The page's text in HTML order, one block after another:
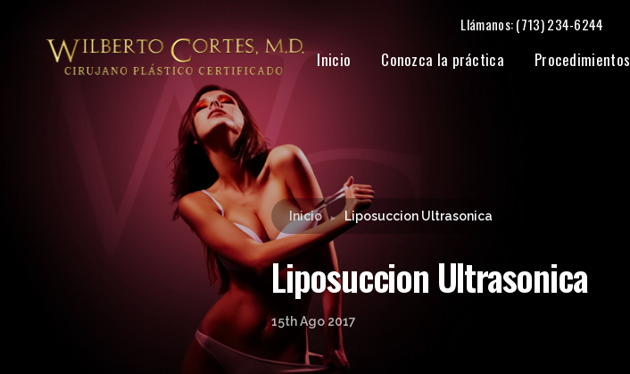
Llámanos: (713) 234-6244
Inicio Conozca la práctica Procedimientos
Inicio ► Liposuccion Ultrasonica
Liposuccion Ultrasonica
15th Ago 2017